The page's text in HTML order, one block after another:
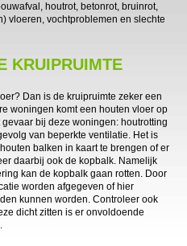
houtrot, betonrot, bruinrot,
vloeren, vochtproblemen en slechte
KRUIPRUIMTE
Dan is de kruipruimte zeker een
woningen komt een houten vloer op
bij deze woningen: houtrotting
van beperkte ventilatie. Het is
balken in kaart te brengen of er
daarbij ook de kopbalk. Namelijk
kan de kopbalk gaan rotten. Door
worden afgegeven of hier
kunnen worden. Controleer ook
dicht zitten is er onvoldoende